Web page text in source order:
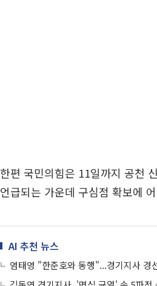
한편 국민의힘은 11일까지 공천
언급되는 가운데 구심점 확보에
AI 추천 뉴스
염태영 "한준호와 동행"...경기지사 경